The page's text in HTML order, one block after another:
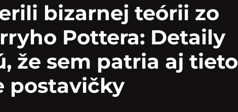
bizarnej teórii zo
Pottera: Detaily
že sem patria aj tieto
postavičky